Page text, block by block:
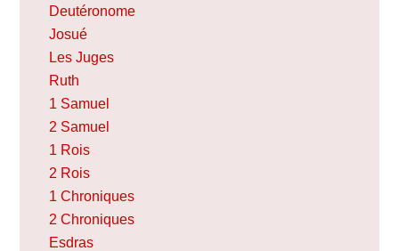
Deutéronome
Josué
Les Juges
Ruth
1 Samuel
2 Samuel
1 Rois
2 Rois
1 Chroniques
2 Chroniques
Esdras